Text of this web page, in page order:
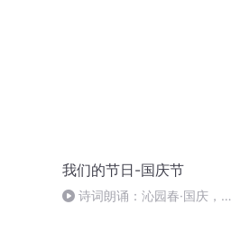
我们的节日-国庆节
诗词朗诵：沁园春·国庆，朗